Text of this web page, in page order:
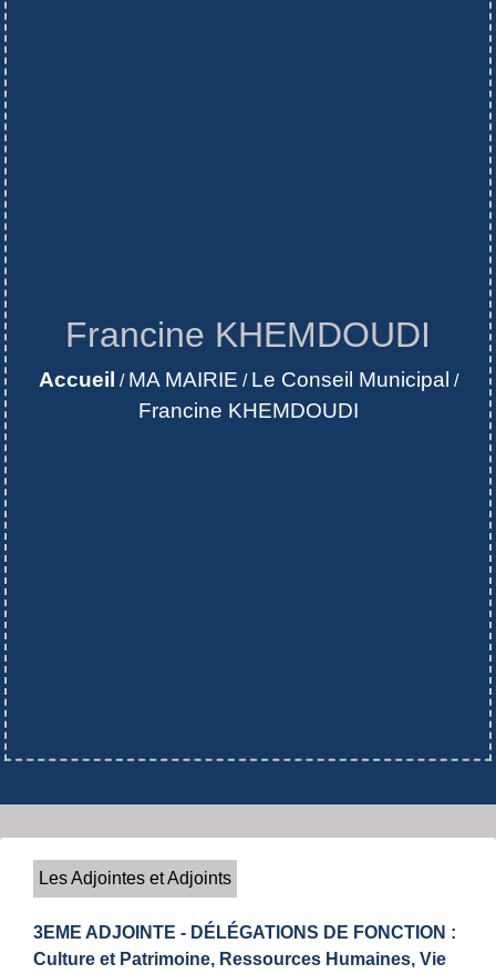
Francine KHEMDOUDI
Accueil / MA MAIRIE / Le Conseil Municipal /
Francine KHEMDOUDI
Les Adjointes et Adjoints
3EME ADJOINTE - DÉLÉGATIONS DE FONCTION :
Culture et Patrimoine, Ressources Humaines, Vie